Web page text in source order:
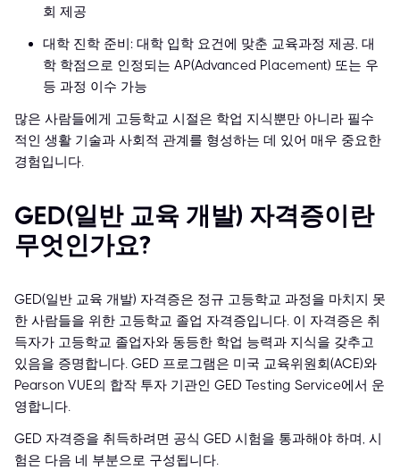
회 제공
대학 진학 준비: 대학 입학 요건에 맞춘 교육과정 제공, 대
학 학점으로 인정되는 AP(Advanced Placement) 또는 우
등 과정 이수 가능
많은 사람들에게 고등학교 시절은 학업 지식뿐만 아니라 필수
적인 생활 기술과 사회적 관계를 형성하는 데 있어 매우 중요한
경험입니다.
GED(일반 교육 개발) 자격증이란
무엇인가요?
GED(일반 교육 개발) 자격증은 정규 고등학교 과정을 마치지 못
한 사람들을 위한 고등학교 졸업 자격증입니다. 이 자격증은 취
득자가 고등학교 졸업자와 동등한 학업 능력과 지식을 갖추고
있음을 증명합니다. GED 프로그램은 미국 교육위원회(ACE)와
Pearson VUE의 합작 투자 기관인 GED Testing Service에서 운
영합니다.
GED 자격증을 취득하려면 공식 GED 시험을 통과해야 하며, 시
험은 다음 네 부분으로 구성됩니다.